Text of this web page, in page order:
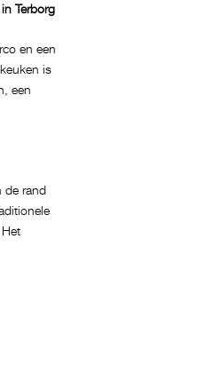
Terborg
en een
is
een
de rand